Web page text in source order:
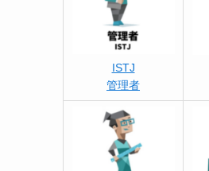
ISTJ
管理者